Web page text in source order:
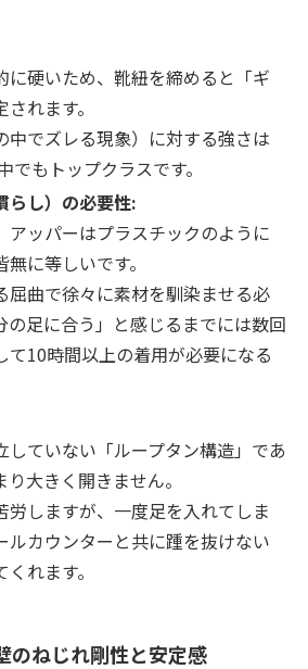
に硬いため、靴紐を締めると「ギ
れます。
中でズレる現象）に対する強さは
でもトップクラスです。
らし）の必要性:
アッパーはプラスチックのように
に等しいです。
屈曲で徐々に素材を馴染ませる必
の足に合う」と感じるまでには数回
て10時間以上の着用が必要になる
していない「ループタン構造」であ
大きく開きません。
労しますが、一度足を入れてしま
ルカウンターと共に踵を抜けない
れます。
のねじれ剛性と安定感